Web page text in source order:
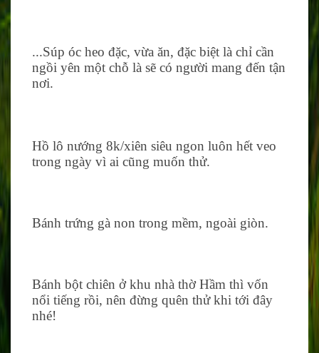
...Súp óc heo đặc, vừa ăn, đặc biệt là chỉ cần
ngồi yên một chỗ là sẽ có người mang đến tận
nơi.
Hồ lô nướng 8k/xiên siêu ngon luôn hết veo
trong ngày vì ai cũng muốn thử.
Bánh trứng gà non trong mềm, ngoài giòn.
Bánh bột chiên ở khu nhà thờ Hầm thì vốn
nổi tiếng rồi, nên đừng quên thử khi tới đây
nhé!